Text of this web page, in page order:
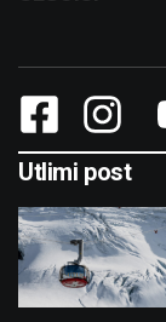
Utlimi post